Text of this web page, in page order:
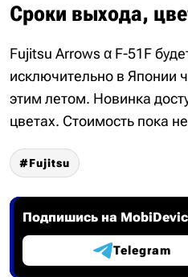
Сроки выхода,
Fujitsu Arrows α F-51F
исключительно в Японии
этим летом. Новинка
цветах. Стоимость пока
Fujitsu
Подпишись на
Telegram